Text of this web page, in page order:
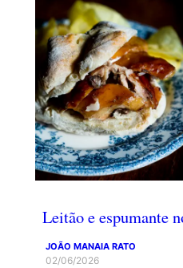
Leitão e espumante
JOÃO MANAIA RATO
02/06/2026